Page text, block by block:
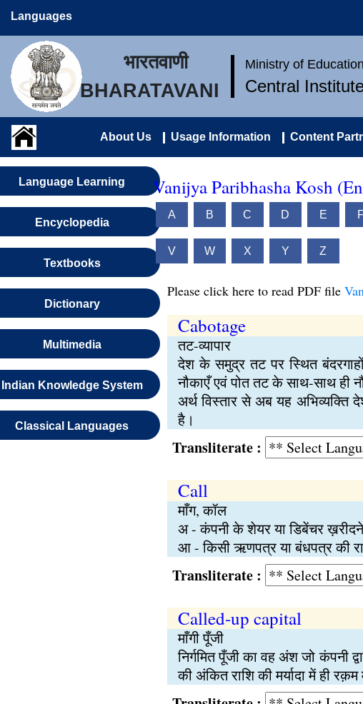
Languages
भारतवाणी
BHARATAVANI
Ministry of
Central
About Us Usage Information Content
Language Learning
Encyclopedia
Textbooks
Dictionary
Multimedia
Indian Knowledge System
Classical Languages
Vanijya Paribhasha Kosh
A B C D E
V W X Y Z
Please click here to read PDF file
Cabotage
तट-व्यापार
देश के समुद्र तट पर स्थित
नौकाएँ एवं पोत तट के साथ-साथ ही
अर्थ विस्तार से अब यह अभिव्यक्ति
है।
Transliterate :
Call
माँग, कॉल
अ - कंपनी के शेयर या डिबेंचर
आ - किसी ऋणपत्र या बंधपत्र की
Transliterate :
Called-up capital
माँगी पूँजी
निर्गमित पूँजी का वह अंश जो कंपनी
की अंकित राशि की मर्यादा में ही